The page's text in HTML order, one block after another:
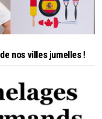
nos villes jumelles !